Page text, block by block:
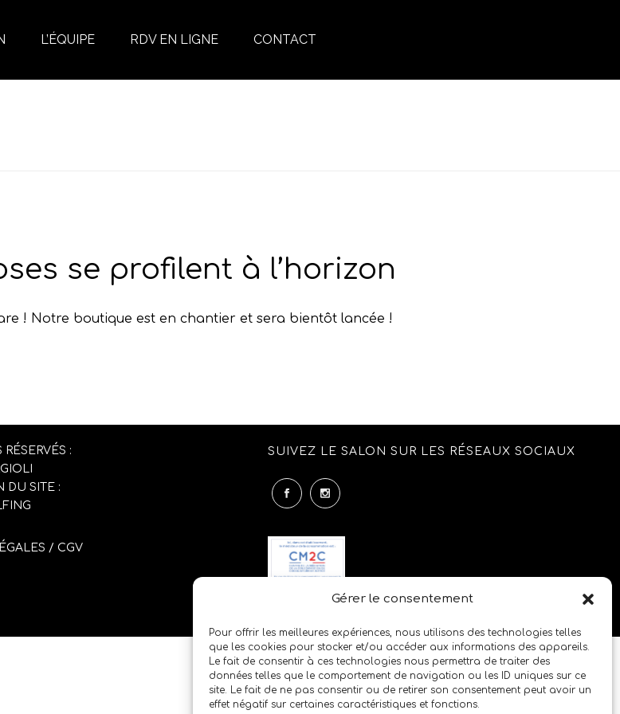
Gérer le consentement
Pour offrir les meilleures expériences, nous utilisons des technologies telles
que les cookies pour stocker et/ou accéder aux informations des appareils.
Le fait de consentir à ces technologies nous permettra de traiter des
données telles que le comportement de navigation ou les ID uniques sur ce
site. Le fait de ne pas consentir ou de retirer son consentement peut avoir un
effet négatif sur certaines caractéristiques et fonctions.
L’ÉQUIPE RDV EN LIGNE CONTACT
se profilent à l’horizon
! Notre boutique est en chantier et sera bientôt lancée !
RÉSERVÉS :
DU SITE :
/ CGV
SUIVEZ LE SALON SUR LES RÉSEAUX SOCIAUX